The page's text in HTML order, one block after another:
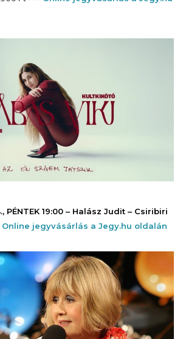
PÉNTEK 19:00 – Halász Judit – Csiribiri
Online jegyvásárlás a Jegy.hu oldalán